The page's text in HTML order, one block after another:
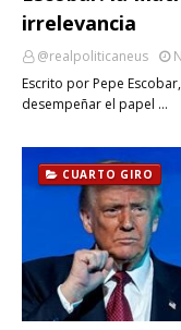
irrelevancia
@realpoliticaneus
Escrito por Pepe
desempeñar el papel …
CUARTO GIRO